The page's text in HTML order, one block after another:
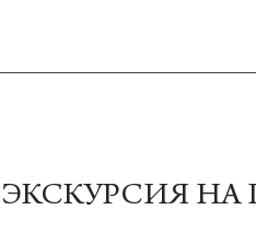
ЭКСКУРСИЯ НА